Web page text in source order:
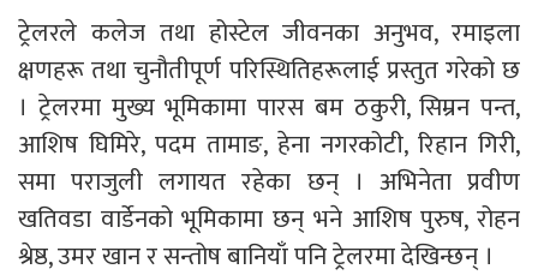
ट्रेलरले कलेज तथा होस्टेल जीवनका अनुभव, रमाइला
क्षणहरू तथा चुनौतीपूर्ण परिस्थितिहरूलाई प्रस्तुत गरेको छ
। ट्रेलरमा मुख्य भूमिकामा पारस बम ठकुरी, सिम्रन पन्त,
आशिष घिमिरे, पदम तामाङ, हेना नगरकोटी, रिहान गिरी,
समा पराजुली लगायत रहेका छन् । अभिनेता प्रवीण
खतिवडा वार्डेनको भूमिकामा छन् भने आशिष पुरुष, रोहन
श्रेष्ठ, उमर खान र सन्तोष बानियाँ पनि ट्रेलरमा देखिन्छन् ।